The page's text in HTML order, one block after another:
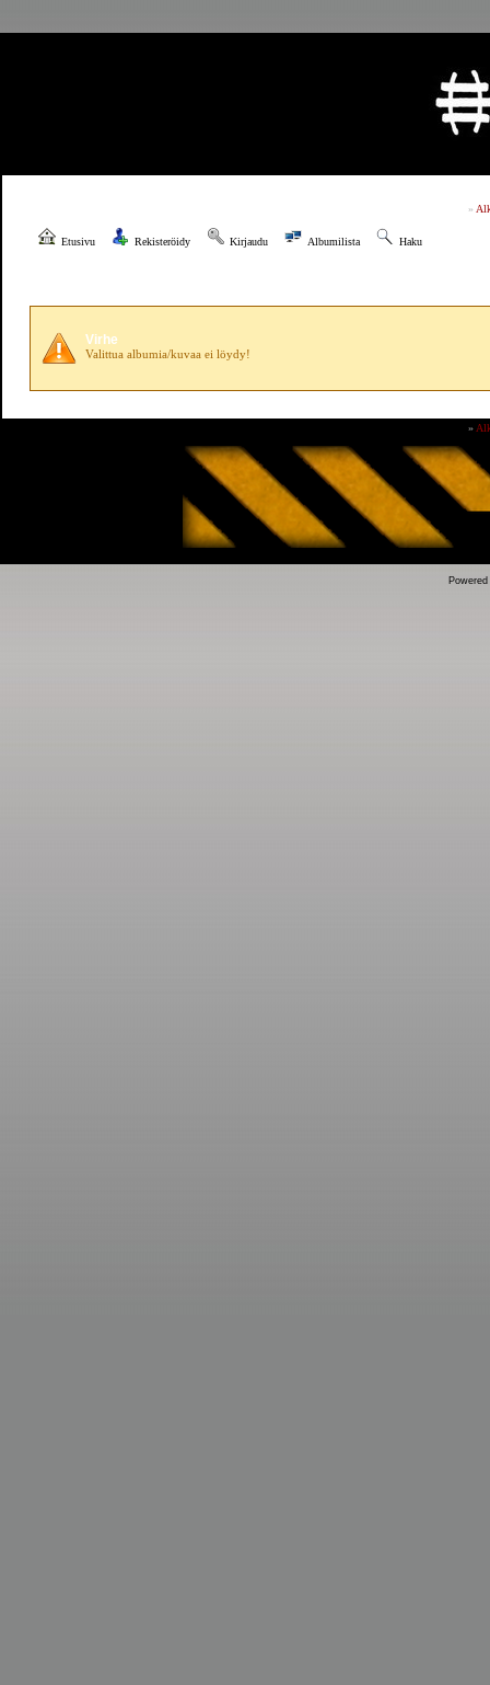
»
Etusivu Rekisteröidy Kirjaudu Albumilista Haku
Virhe
Valittua albumia/kuvaa ei löydy!
»